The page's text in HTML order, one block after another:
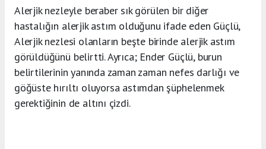
Alerjik nezleyle beraber sık görülen bir diğer
hastalığın alerjik astım olduğunu ifade eden Güçlü,
Alerjik nezlesi olanların beşte birinde alerjik astım
görüldüğünü belirtti. Ayrıca; Ender Güçlü, burun
belirtilerinin yanında zaman zaman nefes darlığı ve
göğüste hırıltı oluyorsa astımdan şüphelenmek
gerektiğinin de altını çizdi.